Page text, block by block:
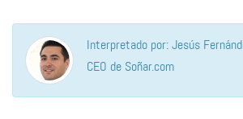
Interpretado por: Jesús
CEO de Soñar.com